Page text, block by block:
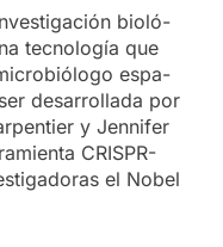
bio­ló­
tec­no­lo­gía que
es­pa­
desa­rro­lla­da por
y Jen­ni­fer
CRISPR-
el No­bel